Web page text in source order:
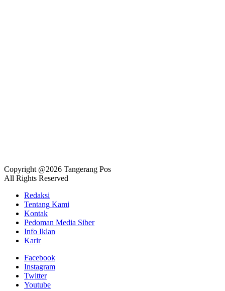
Copyright @2026 Tangerang Pos
All Rights Reserved
Redaksi
Tentang Kami
Kontak
Pedoman Media Siber
Info Iklan
Karir
Facebook
Instagram
Twitter
Youtube